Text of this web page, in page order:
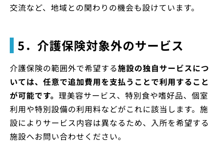
交流など、地域との関わりの機会も設けています。
5．介護保険対象外のサービス
介護保険の範囲外で希望する施設の独自サービスにつ
いては、任意で追加費用を支払うことで利用すること
が可能です。 理美容サービス、特別食や嗜好品、個室
利用や特別設備の利用料などがこれに該当します。施
設によりサービス内容は異なるため、入所を希望する
施設へお問い合わせください。